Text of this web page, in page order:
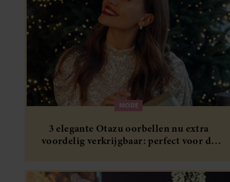
MODE
3 elegante Otazu oorbellen nu extra
voordelig verkrijgbaar: perfect voor de